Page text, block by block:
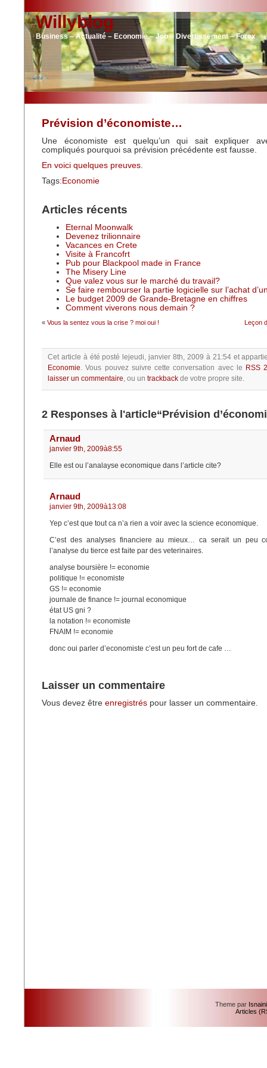
Willyblog
Business – Actualité – Economie – Job – Divertissement – Forex
Prévision d’économiste…
Une économiste est quelqu’un qui sait expliquer
compliqués pourquoi sa prévision précédente est fausse.
En voici quelques preuves.
Tags: Economie
Articles récents
Eternal Moonwalk
Devenez trilionnaire
Vacances en Crete
Visite à Francofrt
Pub pour Blackpool made in France
The Misery Line
Que valez vous sur le marché du travail?
Se faire rembourser la partie logicielle sur l’achat
Le budget 2009 de Grande-Bretagne en chiffres
Comment viverons nous demain ?
« Vous la sentez vous la crise ? moi oui ! Leçon
Cet article à été posté lejeudi, janvier 8th, 2009 à 21:54 et
Economie.Vous pouvez suivre cette conversation avec le RSS
laisser un commentaire, ou un trackback de votre propre site.
2 Responses à l'article“Prévision
Arnaud
janvier 9th, 2009à8:55
Elle est ou l’analayse economique dans l’article cite?
Arnaud
janvier 9th, 2009à13:08
Yep c’est que tout ca n’a rien a voir avec la science economique.
C’est des analyses financiere au mieux… ca serait un peu
l’analyse du tierce est faite par des veterinaires.
analyse boursière != economie
politique != economiste
GS != economie
journale de finance != journal economique
état US gni ?
la notation != economiste
FNAIM != economie
donc oui parler d’economiste c’est un peu fort de cafe …
Laisser un commentaire
Vous devez être enregistrés pour lasser un commentaire.
Theme par
Articles